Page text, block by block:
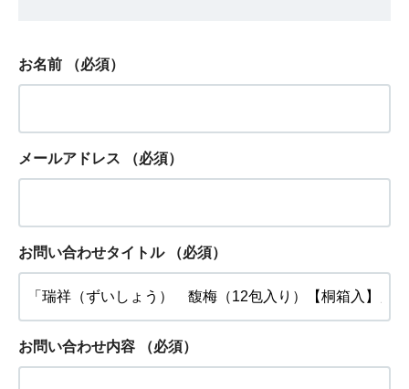
お名前 （必須）
メールアドレス （必須）
お問い合わせタイトル （必須）
お問い合わせ内容 （必須）